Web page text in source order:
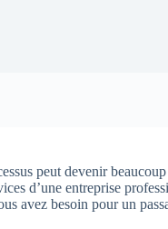
peut devenir
d’une entreprise
avez besoin pour un